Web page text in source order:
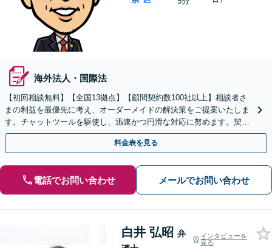
海外法人・国際法
【初回相談無料】【全国13拠点】【顧問契約数100社以上】相談者さ
まの利益を最優先に考え、オーダーメイドの解決策をご提案いたしま
す。チャットツールを駆使し、迅速かつ円滑な対応に努めます。契約
書レビューは原則翌日に対応します【夜間・休日対応】
料金表を見る
電話でお問い合わせ メールでお問い合わせ
白井 弘昭 弁
インタビューを
見る